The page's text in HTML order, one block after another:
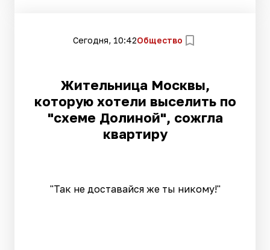
Сегодня, 10:42Общество
Жительница Москвы,
которую хотели выселить по
"схеме Долиной", сожгла
квартиру
"Так не доставайся же ты никому!"